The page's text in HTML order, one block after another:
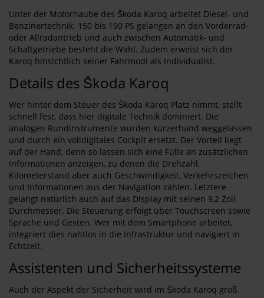
Unter der Motorhaube des Škoda Karoq arbeitet Diesel- und
Benzinertechnik. 150 bis 190 PS gelangen an den Vorderrad-
oder Allradantrieb und auch zwischen Automatik- und
Schaltgetriebe besteht die Wahl. Zudem erweist sich der
Karoq hinsichtlich seiner Fahrmodi als Individualist.
Details des Škoda Karoq
Wer hinter dem Steuer des Škoda Karoq Platz nimmt, stellt
schnell fest, dass hier digitale Technik dominiert. Die
analogen Rundinstrumente wurden kurzerhand weggelassen
und durch ein volldigitales Cockpit ersetzt. Der Vorteil liegt
auf der Hand, denn so lassen sich eine Fülle an zusätzlichen
Informationen anzeigen, zu denen die Drehzahl,
Kilometerstand aber auch Geschwindigkeit, Verkehrszeichen
und Informationen aus der Navigation zählen. Letztere
gelangt natürlich auch auf das Display mit seinen 9,2 Zoll
Durchmesser. Die Steuerung erfolgt über Touchscreen sowie
Sprache und Gesten. Wer mit dem Smartphone arbeitet,
integriert dies nahtlos in die Infrastruktur und navigiert in
Echtzeit.
Assistenten und Sicherheitssysteme
Auch der Aspekt der Sicherheit wird im Škoda Karoq groß